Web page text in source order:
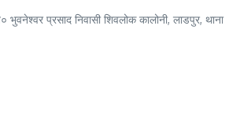
भुवनेश्वर प्रसाद निवासी शिवलोक कालोनी, लाडपुर, थाना